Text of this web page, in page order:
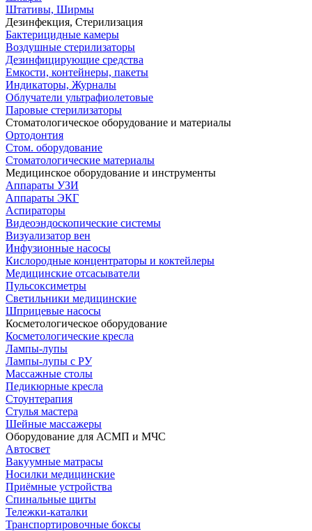
Штативы, Ширмы
Дезинфекция, Стерилизация
Бактерицидные камеры
Воздушные стерилизаторы
Дезинфицирующие средства
Емкости, контейнеры, пакеты
Индикаторы, Журналы
Облучатели ультрафиолетовые
Паровые стерилизаторы
Стоматологическое оборудование и материалы
Ортодонтия
Стом. оборудование
Стоматологические материалы
Медицинское оборудование и инструменты
Аппараты УЗИ
Аппараты ЭКГ
Аспираторы
Видеоэндоскопические системы
Визуализатор вен
Инфузионные насосы
Кислородные концентраторы и коктейлеры
Медицинские отсасыватели
Пульсоксиметры
Светильники медицинские
Шприцевые насосы
Косметологическое оборудование
Косметологические кресла
Лампы-лупы
Лампы-лупы с РУ
Массажные столы
Педикюрные кресла
Стоунтерапия
Стулья мастера
Шейные массажеры
Оборудование для АСМП и МЧС
Автосвет
Вакуумные матрасы
Носилки медицинские
Приёмные устройства
Спинальные щиты
Тележки-каталки
Транспортировочные боксы